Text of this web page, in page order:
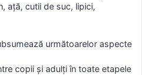
aţă, cutii de suc, lipici,
următoarelor aspecte
copii şi adulţi în toate etapele